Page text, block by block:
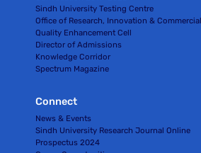
Sindh University Testing Centre
Office of Research, Innovation &
Quality Enhancement Cell
Director of Admissions
Knowledge Corridor
Spectrum Magazine
Connect
News & Events
Sindh University Research Journal Online
Prospectus 2024